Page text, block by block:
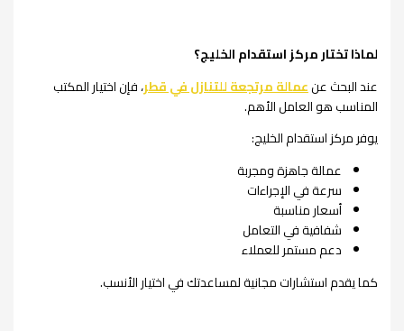
لماذا تختار مركز استقدام الخليج؟
عند البحث عنعمالة مرتجعة للتنازل في قطر، فإن اختيار المكتب
المناسب هو العامل الأهم.
يوفر مركز استقدام الخليج:
عمالة جاهزة ومجربة
سرعة في الإجراءات
أسعار مناسبة
شفافية في التعامل
دعم مستمر للعملاء
كما يقدم استشارات مجانية لمساعدتك في اختيار الأنسب.